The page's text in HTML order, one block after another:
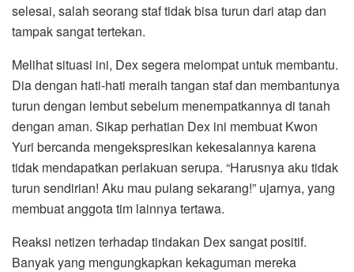
selesai, salah seorang staf tidak bisa turun dari atap dan
tampak sangat tertekan.
Melihat situasi ini, Dex segera melompat untuk membantu.
Dia dengan hati-hati meraih tangan staf dan membantunya
turun dengan lembut sebelum menempatkannya di tanah
dengan aman. Sikap perhatian Dex ini membuat Kwon
Yuri bercanda mengekspresikan kekesalannya karena
tidak mendapatkan perlakuan serupa. “Harusnya aku tidak
turun sendirian! Aku mau pulang sekarang!” ujarnya, yang
membuat anggota tim lainnya tertawa.
Reaksi netizen terhadap tindakan Dex sangat positif.
Banyak yang mengungkapkan kekaguman mereka